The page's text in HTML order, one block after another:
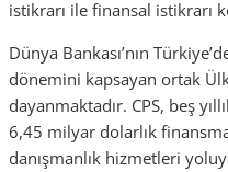
istikrarı ile finansal istikrarı
Dünya Bankası’nın
dönemini kapsayan ortak
dayanmaktadır. CPS, beş
6,45 milyar dolarlık
danışmanlık hizmetleri